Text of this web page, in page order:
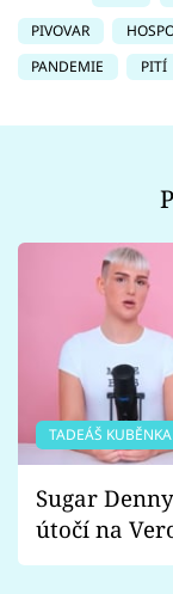
PIVOVAR
PANDEMIE
PITÍ
TADEÁŠ KUBĚNKA
Sugar
útočí na
Proč je